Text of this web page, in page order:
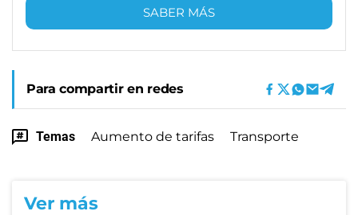
SABER MÁS
Para compartir en redes
Temas Aumento de tarifas Transporte
Ver más